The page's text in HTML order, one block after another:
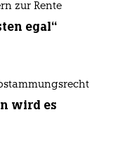
zur Rente
egal“
wird es